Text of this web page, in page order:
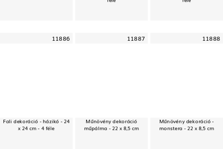
11886
Fali dekoráció - házikó - 24
x 24 cm - 4 féle
11887
Műnövény dekoráció
műpálma - 22 x 8,5 cm
11888
Műnövény dekoráció -
monstera - 22 x 8,5 cm